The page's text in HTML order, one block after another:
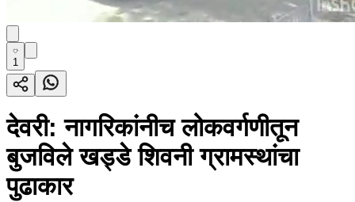
1
देवरी: नागरिकांनीच लोकवर्गणीतून
बुजविले खड्डे शिवनी ग्रामस्थांचा
पुढाकार